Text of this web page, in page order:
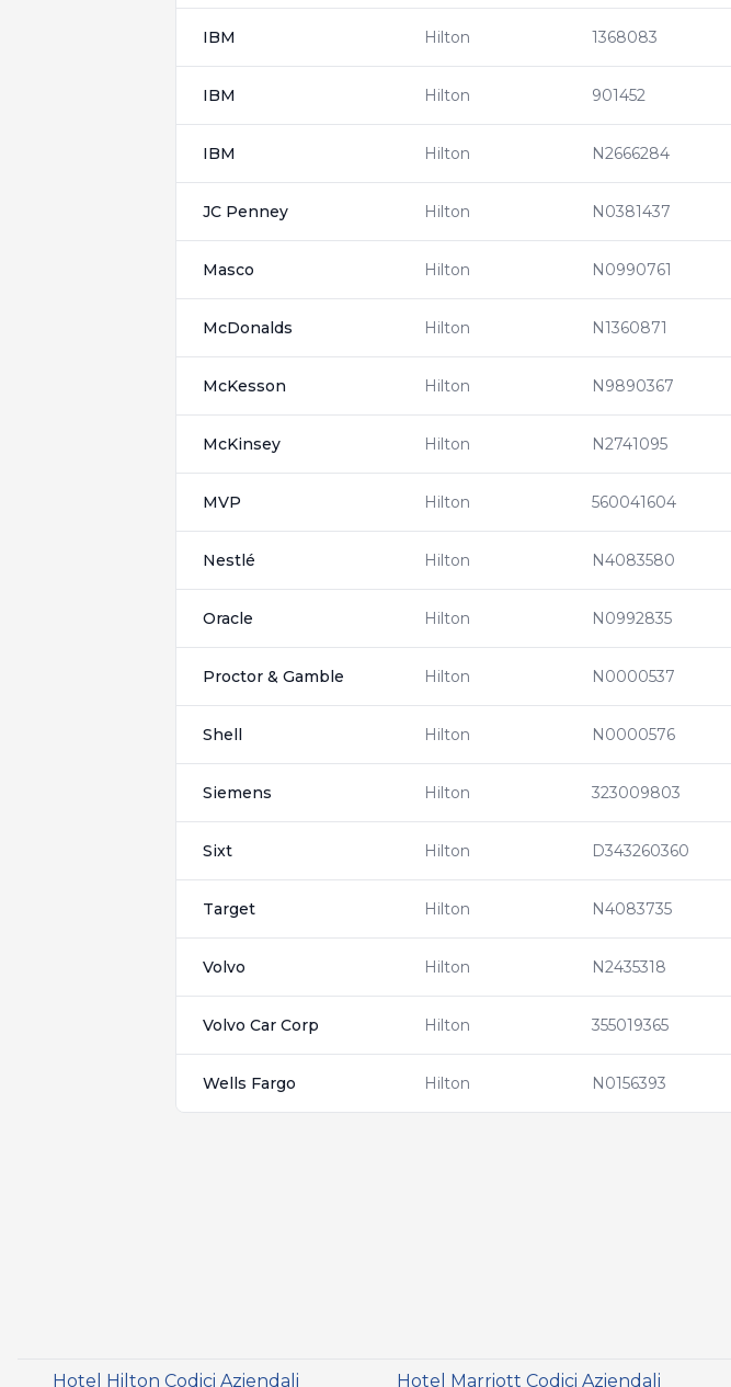
IBM Hilton 1368083
IBM Hilton 901452
IBM Hilton N2666284
JC Penney Hilton N0381437
Masco Hilton N0990761
McDonalds Hilton N1360871
McKesson Hilton N9890367
McKinsey Hilton N2741095
MVP Hilton 560041604
Nestlé Hilton N4083580
Oracle Hilton N0992835
Proctor & Gamble Hilton N0000537
Shell Hilton N0000576
Siemens Hilton 323009803
Sixt Hilton D343260360
Target Hilton N4083735
Volvo Hilton N2435318
Volvo Car Corp Hilton 355019365
Wells Fargo Hilton N0156393
Hotel Hilton Codici Aziendali Hotel Marriott Codici Aziendali